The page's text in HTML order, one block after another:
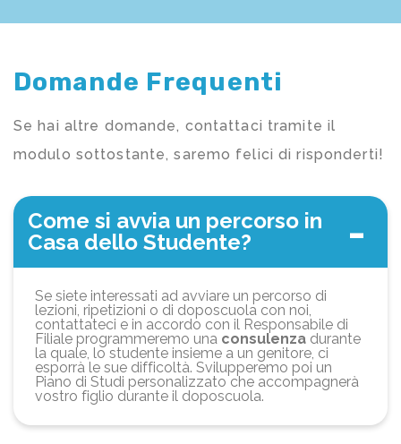
Domande Frequenti
Se hai altre domande, contattaci tramite il
modulo sottostante, saremo felici di risponderti!
Come si avvia un percorso in
Casa dello Studente?
Se siete interessati ad avviare un percorso di
lezioni, ripetizioni o di doposcuola con noi,
contattateci e in accordo con il Responsabile di
Filiale programmeremo una consulenza durante
la quale, lo studente insieme a un genitore, ci
esporrà le sue difficoltà. Svilupperemo poi un
Piano di Studi personalizzato che accompagnerà
vostro figlio durante il doposcuola.